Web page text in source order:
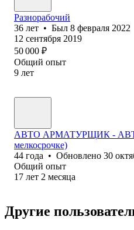
Разнорабочий
36 лет • Был 8 февраля 2022
12 сентября 2019
50 000 ₽
Общий опыт
9 лет
АВТО АРМАТУРЩИК -
мелкосрочке)
44 года • Обновлено 30
Общий опыт
17 лет 2 месяца
Другие